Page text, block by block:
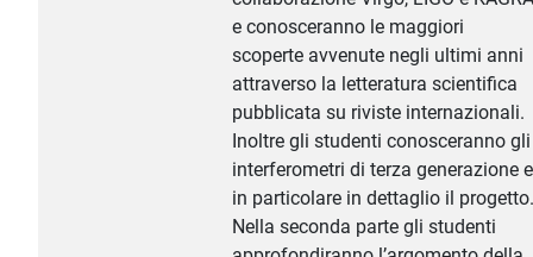
e conosceranno le maggiori
scoperte avvenute negli ultimi anni
attraverso la letteratura scientifica
pubblicata su riviste internazionali.
Inoltre gli studenti conosceranno gli
interferometri di terza generazione e
in particolare in dettaglio il progetto.
Nella seconda parte gli studenti